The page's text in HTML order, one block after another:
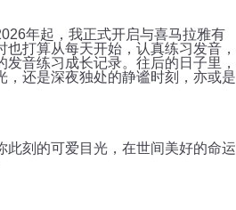
年起，我正式开启与喜马拉雅有
打算从每天开始，认真练习发音，
音练习成长记录。往后的日子里，
，还是深夜独处的静谧时刻，亦或是
此刻的可爱目光，在世间美好的命运